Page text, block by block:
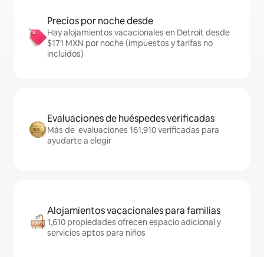
Precios por noche desde
Hay alojamientos vacacionales en Detroit desde
$171 MXN por noche (impuestos y tarifas no
incluidos)
Evaluaciones de huéspedes verificadas
Más de evaluaciones 161,910 verificadas para
ayudarte a elegir
Alojamientos vacacionales para familias
1,610 propiedades ofrecen espacio adicional y
servicios aptos para niños